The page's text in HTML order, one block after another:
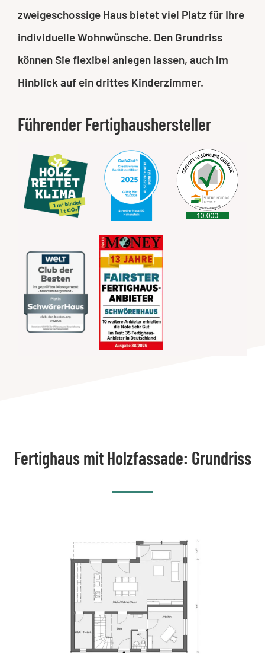
zweigeschossige Haus bietet viel Platz für Ihre
individuelle Wohnwünsche. Den Grundriss
können Sie flexibel anlegen lassen, auch im
Hinblick auf ein drittes Kinderzimmer.
Führender Fertighaushersteller
Fertighaus mit Holzfassade: Grundriss